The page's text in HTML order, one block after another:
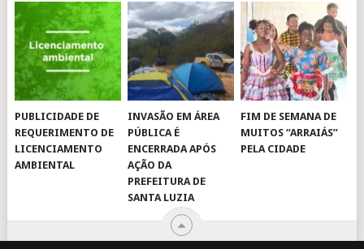
PUBLICIDADE DE
REQUERIMENTO DE
LICENCIAMENTO
AMBIENTAL
INVASÃO EM ÁREA
PÚBLICA É
ENCERRADA APÓS
AÇÃO DA
PREFEITURA DE
SANTA LUZIA
FIM DE SEMANA DE
MUITOS “ARRAIÁS”
PELA CIDADE